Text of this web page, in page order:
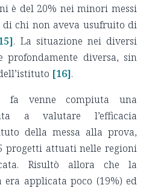
è del 20% nei minori messi
chi non aveva usufruito di
. La situazione nei diversi
profondamente diversa, sin
[16].
fa venne compiuta una
a valutare l’efficacia
della messa alla prova,
progetti attuati nelle regioni
Risultò allora che la
applicata poco (19%) ed